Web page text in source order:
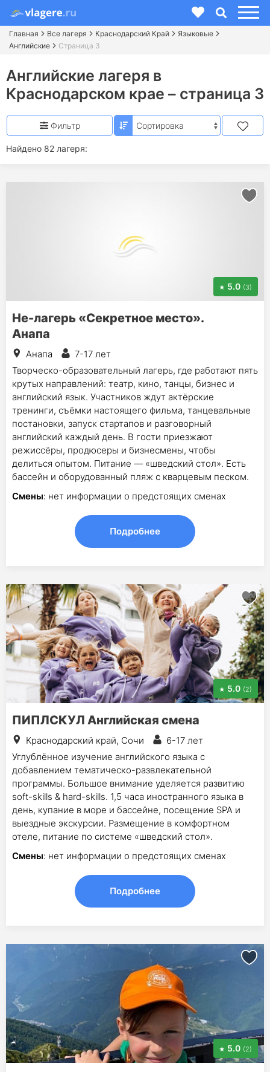
Главная Все лагеря Краснодарский Край
Языковые
Английские
Страница 3
Английские лагеря в
Краснодарском крае – страница 3
Найдено 82 лагеря:
Фильтр
5.0 (3)
Не-лагерь «Секретное место».
Анапа
Анапа
7-17 лет
Творческо-образовательный лагерь, где работают пять
крутых направлений: театр, кино, танцы, бизнес и
английский язык. Участников ждут актёрские
тренинги, съёмки настоящего фильма, танцевальные
постановки, запуск стартапов и разговорный
английский каждый день. В гости приезжают
режиссёры, продюсеры и бизнесмены, чтобы
делиться опытом. Питание — «шведский стол». Есть
бассейн и оборудованный пляж с кварцевым песком.
Смены: нет информации о предстоящих сменах
Подробнее
5.0 (2)
ПИПЛСКУЛ Английская смена
Краснодарский край, Сочи
6-17 лет
Углублённое изучение английского языка с
добавлением тематическо-развлекательной
программы. Большое внимание уделяется развитию
soft-skills & hard-skills. 1,5 часа иностранного языка в
день, купание в море и бассейне, посещение SPA и
выездные экскурсии. Размещение в комфортном
отеле, питание по системе «шведский стол».
Смены: нет информации о предстоящих сменах
Подробнее
5.0 (2)